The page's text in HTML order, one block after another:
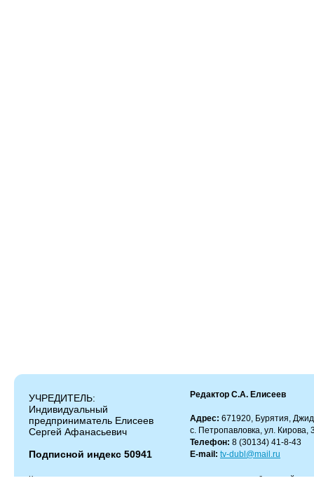
УЧРЕДИТЕЛЬ:
Индивидуальный
предприниматель Елисеев
Сергей Афанасьевич
Подписной индекс 50941
Редактор С.А. Елисеев
Адрес: 671920, Бурятия,
с. Петропавловка, ул. Кирова,
Телефон: 8 (30134) 41-8-43
E-mail: tv-dubl@mail.ru
Копирование и цитирование материалов разрешено только с работающей